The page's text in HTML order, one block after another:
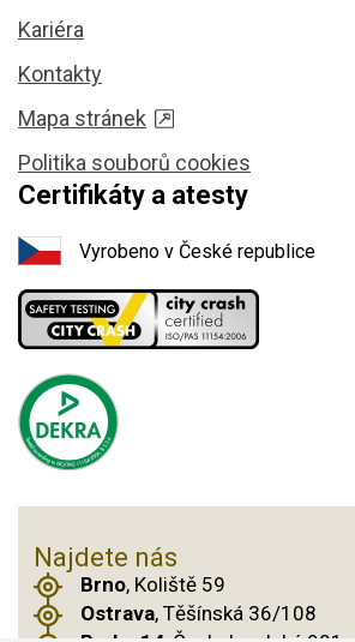
Kariéra
Kontakty
Mapa stránek
Politika souborů cookies
Certifikáty a atesty
Vyrobeno v České republice
Najdete nás
Brno, Koliště 59
Ostrava, Těšínská 36/108